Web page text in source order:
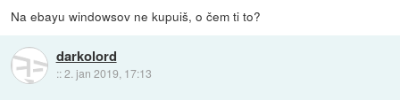
Na ebayu windowsov ne kupuiš, o čem ti to?
darkolord
::2. jan 2019, 17:13